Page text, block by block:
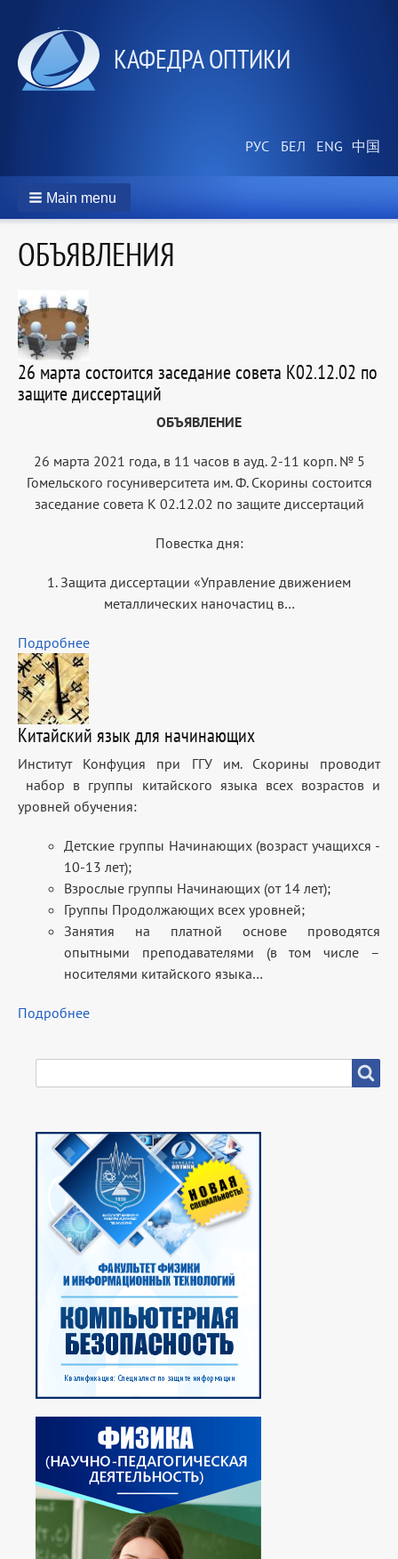
КАФЕДРА ОПТИКИ
Main menu
ОБЪЯВЛЕНИЯ
26 марта состоится заседание совета К02.12.02 по
защите диссертаций
ОБЪЯВЛЕНИЕ
26 марта 2021 года, в 11 часов в ауд. 2-11 корп. № 5
Гомельского госуниверситета им. Ф. Скорины состоится
заседание совета К 02.12.02 по защите диссертаций
Повестка дня:
1. Защита диссертации «Управление движением
металлических наночастиц в…
Подробнее
Китайский язык для начинающих
Институт Конфуция при ГГУ им. Скорины проводит
набор в группы китайского языка всех возрастов и
уровней обучения:
Детские группы Начинающих (возраст учащихся -
10-13 лет);
Взрослые группы Начинающих (от 14 лет);
Группы Продолжающих всех уровней;
Занятия на платной основе проводятся
опытными преподавателями (в том числе –
носителями китайского языка…
Подробнее